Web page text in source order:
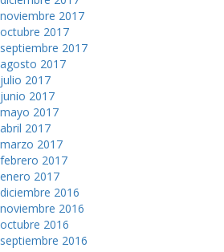
noviembre 2017
octubre 2017
septiembre 2017
agosto 2017
julio 2017
junio 2017
mayo 2017
abril 2017
marzo 2017
febrero 2017
enero 2017
diciembre 2016
noviembre 2016
octubre 2016
septiembre 2016